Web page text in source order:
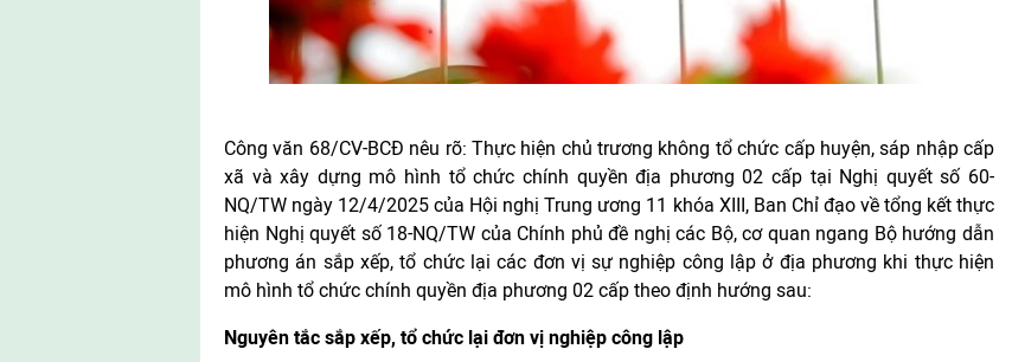
Công văn 68/CV-BCĐ nêu rõ: Thực hiện chủ trương không tổ chức cấp huyện, sáp nhập cấp
xã và xây dựng mô hình tổ chức chính quyền địa phương 02 cấp tại Nghị quyết số 60-
NQ/TW ngày 12/4/2025 của Hội nghị Trung ương 11 khóa XIII, Ban Chỉ đạo về tổng kết thực
hiện Nghị quyết số 18-NQ/TW của Chính phủ đề nghị các Bộ, cơ quan ngang Bộ hướng dẫn
phương án sắp xếp, tổ chức lại các đơn vị sự nghiệp công lập ở địa phương khi thực hiện
mô hình tổ chức chính quyền địa phương 02 cấp theo định hướng sau:
Nguyên tắc sắp xếp, tổ chức lại đơn vị nghiệp công lập